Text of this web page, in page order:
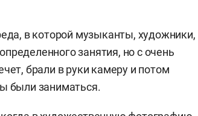
в которой музыканты, художники,
занятия, но с очень
брали в руки камеру и потом
были заниматься.